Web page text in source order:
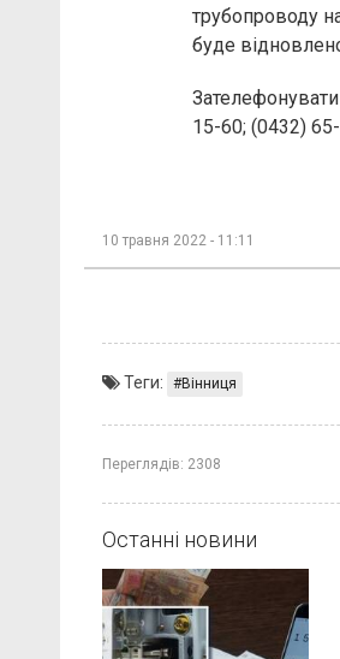
трубопроводу
буде
15-60; (0432)
10 травня 2022 - 11:11
Теги: Вінниця
Переглядів: 2308
Останні новини